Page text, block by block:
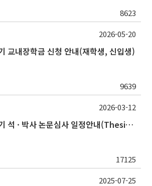
8623
교내장학금 신청 안내(재학생, 신입생)
9639
2026-05-20
2026학년도 1학기 석 · 박사 논문심사 일정안내(Thesis Defense Schedules)
17125
2026-03-12
2025-07-25